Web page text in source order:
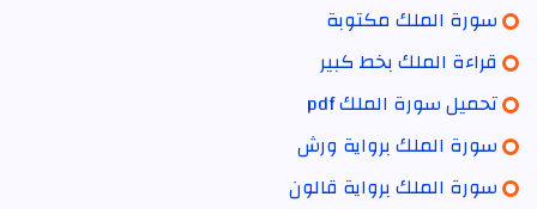
سورة الملك مكتوبة
قراءة الملك بخط كبير
تحميل سورة الملك pdf
سورة الملك برواية ورش
سورة الملك برواية قالون